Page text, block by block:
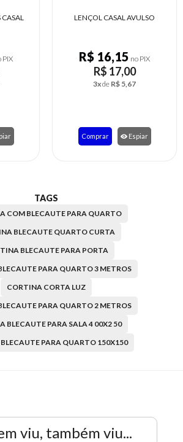
no PIX
Espiar
LENÇOL AVULSO CASAL COM
R$ 16,15no PIX
R$ 17,00
3xdeR$ 5,67
Comprar Espiar
TAGS
COM BLECAUTE PARA QUARTO
BLECAUTE QUARTO CURTA
BLECAUTE PARA PORTA
PARA QUARTO 3 METROS
CORTINA CORTA LUZ
PARA QUARTO 2 METROS
BLECAUTE PARA SALA 4 00X2 50
PARA QUARTO 150X150
viu, também viu...